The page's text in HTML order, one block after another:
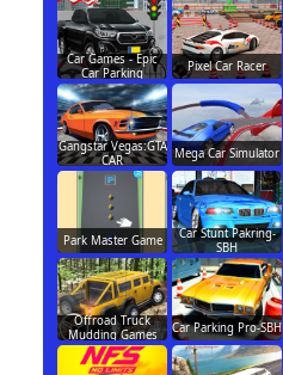
Car Games - Epic
Car Parking
Pixel Car Racer
Gangstar Vegas:GTA
CAR
Mega Car Simulator
Park Master Game
Car Stunt Pakring-
SBH
Offroad Truck
Mudding Games
Car Parking Pro-SBH